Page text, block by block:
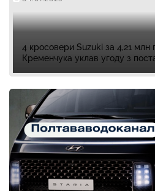
4 кросовери Suzuki за 4,21 млн
Кременчука уклав угоду з